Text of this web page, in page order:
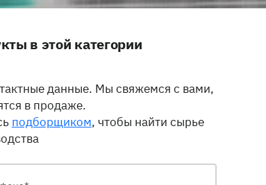
в этой категории
данные. Мы свяжемся с вами,
в продаже.
подборщиком, чтобы найти сырье